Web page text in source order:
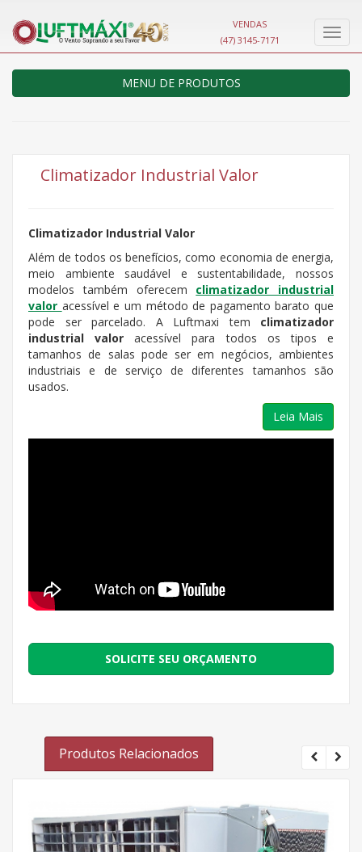
VENDAS
(47) 3145-7171
MENU DE PRODUTOS
Climatizador Industrial Valor
Climatizador Industrial Valor
Além de todos os benefícios, como economia de energia,
meio ambiente saudável e sustentabilidade, nossos
modelos também oferecem climatizador industrial
valor acessível e um método de pagamento barato que
pode ser parcelado. A Luftmaxi tem climatizador
industrial valor acessível para todos os tipos e
tamanhos de salas pode ser em negócios, ambientes
industriais e de serviço de diferentes tamanhos são
usados.
Leia Mais
SOLICITE SEU ORÇAMENTO
Produtos Relacionados